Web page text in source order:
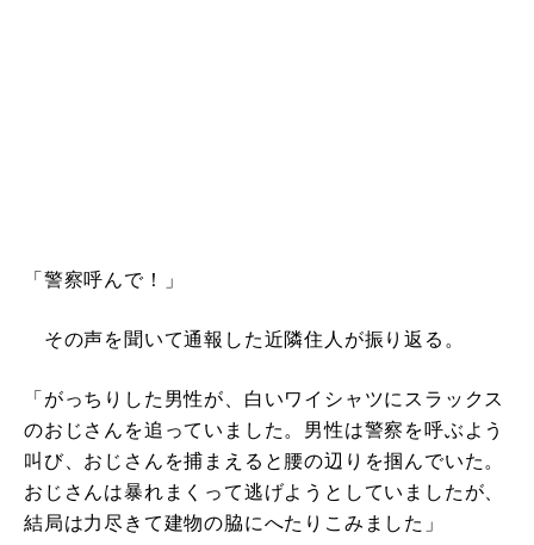
「警察呼んで！」
その声を聞いて通報した近隣住人が振り返る。
「がっちりした男性が、白いワイシャツにスラックス
のおじさんを追っていました。男性は警察を呼ぶよう
叫び、おじさんを捕まえると腰の辺りを掴んでいた。
おじさんは暴れまくって逃げようとしていましたが、
結局は力尽きて建物の脇にへたりこみました」